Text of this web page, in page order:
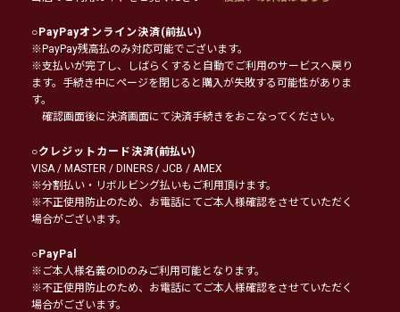
○PayPayオンライン決済(前払い)
※PayPay残高払のみ対応可能でございます。
※支払いが完了し、しばらくすると自動でご利用のサービスへ戻り
ます。手続き中にページを閉じると購入が失敗する可能性がありま
す。
確認画面後に決済画面にて決済手続きをおこなってください。
○クレジットカード決済(前払い)
VISA / MASTER / DINERS / JCB / AMEX
※分割払い・リボルビング払いもご利用頂けます。
※不正使用防止のため、お電話にてご本人様確認をさせていただく
場合がございます。
○PayPal
※ご本人様名義のIDのみご利用可能となります。
※不正使用防止のため、お電話にてご本人様確認をさせていただく
場合がございます。